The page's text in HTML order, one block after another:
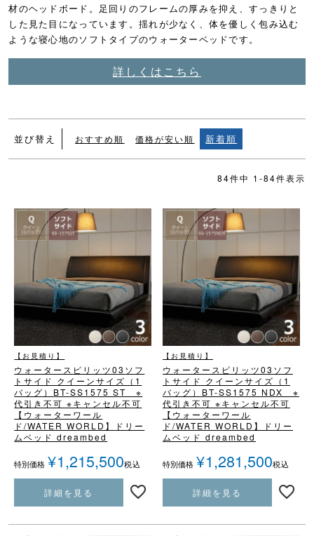
材のヘッドボード。 足回りのフレームの厚みを抑え、すっきりと
した見た目になっています。 揺れが少なく、体を優しく包み込む
ような寝心地のソフトタイプのウォーターベッドです。
詳しくはこちら
並び替え おすすめ順 価格が安い順 新着順
84件中 1 -84件表示
【お見積り】
ウォータースピリッツ03 ソフ
トサイド クイーンサイズ（1
バッグ） BT-SS1575 ST ※
代引き不可 ※キャンセル不可
【ウォーターワール
ド/WATER WORLD】
ドリー
ムベッド dreambed
特別価格 ¥1,215,500税込
詳細を見る
【お見積り】
ウォータースピリッツ03 ソフ
トサイド クイーンサイズ（1
バッグ） BT-SS1575 NDX ※
代引き不可 ※キャンセル不可
【ウォーターワール
ド/WATER WORLD】
ドリー
ムベッド dreambed
特別価格 ¥1,281,500税込
詳細を見る